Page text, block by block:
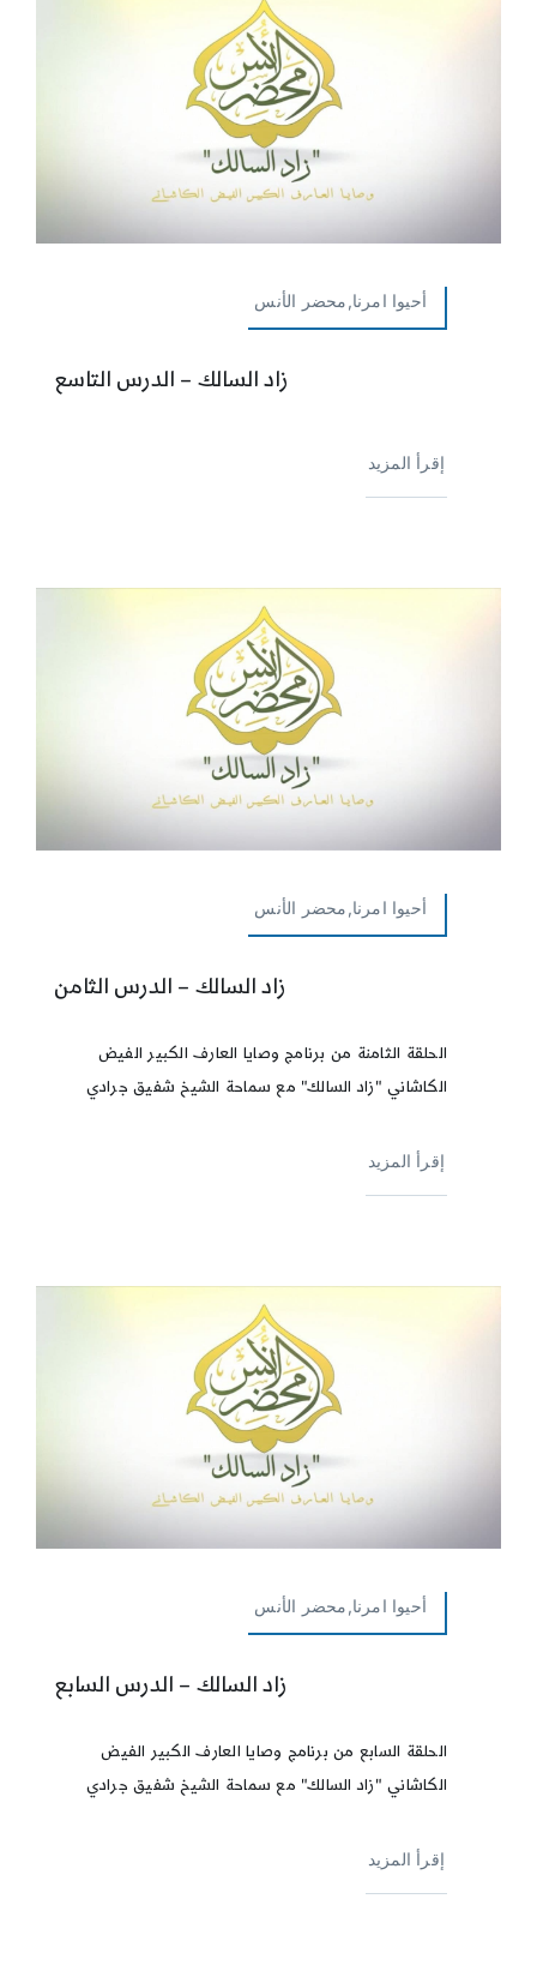
أحيوا امرنا,محضر الأنس
زاد السالك – الدرس التاسع
إقرأ المزيد
أحيوا امرنا,محضر الأنس
زاد السالك – الدرس الثامن
الحلقة الثامنة من برنامج وصايا العارف الكبير الفيض
الكاشاني "زاد السالك" مع سماحة الشيخ شفيق جرادي
إقرأ المزيد
أحيوا امرنا,محضر الأنس
زاد السالك – الدرس السابع
الحلقة السابع من برنامج وصايا العارف الكبير الفيض
الكاشاني "زاد السالك" مع سماحة الشيخ شفيق جرادي
إقرأ المزيد